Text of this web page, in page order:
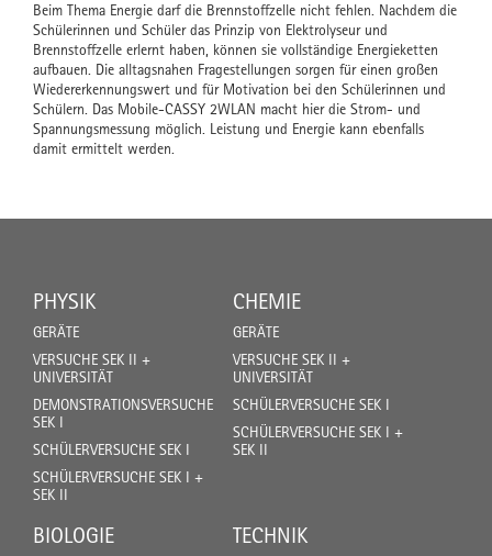
Beim Thema Energie darf die Brennstoffzelle nicht fehlen. Nachdem die
Schülerinnen und Schüler das Prinzip von Elektrolyseur und
Brennstoffzelle erlernt haben, können sie vollständige Energieketten
aufbauen. Die alltagsnahen Fragestellungen sorgen für einen großen
Wiedererkennungswert und für Motivation bei den Schülerinnen und
Schülern. Das Mobile-CASSY 2WLAN macht hier die Strom- und
Spannungsmessung möglich. Leistung und Energie kann ebenfalls
damit ermittelt werden.
PHYSIK
GERÄTE
VERSUCHE SEK II +
UNIVERSITÄT
DEMONSTRATIONSVERSUCHE
SEK I
SCHÜLERVERSUCHE SEK I
SCHÜLERVERSUCHE SEK I +
SEK II
CHEMIE
GERÄTE
VERSUCHE SEK II +
UNIVERSITÄT
SCHÜLERVERSUCHE SEK I
SCHÜLERVERSUCHE SEK I +
SEK II
BIOLOGIE TECHNIK